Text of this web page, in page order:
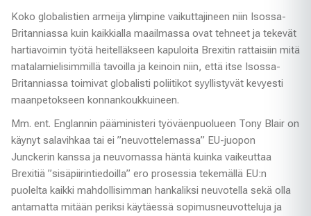
Koko globalistien armeija ylimpine vaikuttajineen niin Isossa-
Britanniassa kuin kaikkialla maailmassa ovat tehneet ja tekevät
hartiavoimin työtä heitelläkseen kapuloita Brexitin rattaisiin mitä
matalamielisimmillä tavoilla ja keinoin niin, että itse Isossa-
Britanniassa toimivat globalisti poliitikot syyllistyvät kevyesti
maanpetokseen konnankoukkuineen.
Mm. ent. Englannin pääministeri työväenpuolueen Tony Blair on
käynyt salavihkaa tai ei ”neuvottelemassa” EU-juopon
Junckerin kanssa ja neuvomassa häntä kuinka vaikeuttaa
Brexitiä ”sisäpiirintiedoilla” ero prosessia tekemällä EU:n
puolelta kaikki mahdollisimman hankaliksi neuvotella sekä olla
antamatta mitään periksi käytäessä sopimusneuvotteluja ja